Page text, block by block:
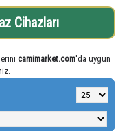
Cihazları
camimarket.com'da uygun